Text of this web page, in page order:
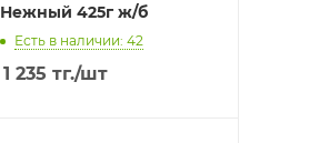
Нежный 425г ж/б
Есть в наличии: 42
1 235 тг./шт